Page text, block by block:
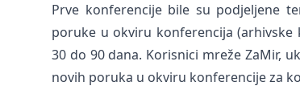
Prve konferencije bile su podjeljene
poruke u okviru konferencija
30 do 90 dana. Korisnici mreže ZaMir,
novih poruka u okviru konferencije za